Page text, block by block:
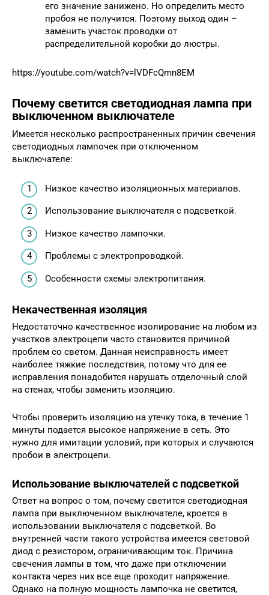
его значение занижено. Но определить место
пробоя не получится. Поэтому выход один –
заменить участок проводки от
распределительной коробки до люстры.
https://youtube.com/watch?v=lVDFcQmn8EM
Почему светится светодиодная лампа при
выключенном выключателе
Имеется несколько распространенных причин свечения
светодиодных лампочек при отключенном
выключателе:
Низкое качество изоляционных материалов.
Использование выключателя с подсветкой.
Низкое качество лампочки.
Проблемы с электропроводкой.
Особенности схемы электропитания.
Некачественная изоляция
Недостаточно качественное изолирование на любом из
участков электроцепи часто становится причиной
проблем со светом. Данная неисправность имеет
наиболее тяжкие последствия, потому что для ее
исправления понадобится нарушать отделочный слой
на стенах, чтобы заменить изоляцию.
Чтобы проверить изоляцию на утечку тока, в течение 1
минуты подается высокое напряжение в сеть. Это
нужно для имитации условий, при которых и случаются
пробои в электроцепи.
Использование выключателей с подсветкой
Ответ на вопрос о том, почему светится светодиодная
лампа при выключенном выключателе, кроется в
использовании выключателя с подсветкой. Во
внутренней части такого устройства имеется световой
диод с резистором, ограничивающим ток. Причина
свечения лампы в том, что даже при отключении
контакта через них все еще проходит напряжение.
Однако на полную мощность лампочка не светится,